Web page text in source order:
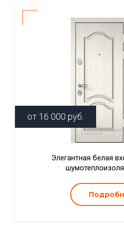
от 16 000 руб.
Элегантная белая